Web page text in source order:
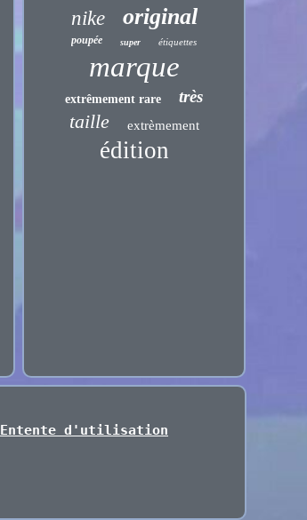
nike original
poupée super étiquettes
marque
extrêmement rare très
taille extrèmement
édition
Entente d'utilisation